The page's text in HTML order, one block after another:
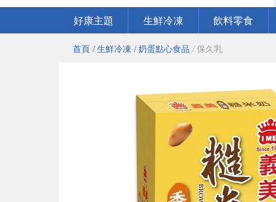
好康主題
生鮮冷凍 飲料零食
首頁 / 生鮮冷凍 / 奶蛋點心食品 / 保久乳